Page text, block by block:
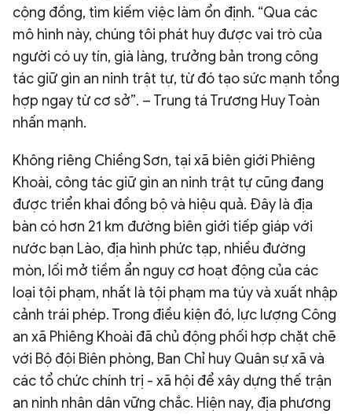
cộng đồng, tìm kiếm việc làm ổn định. “Qua các
mô hình này, chúng tôi phát huy được vai trò của
người có uy tín, già làng, trưởng bản trong công
tác giữ gìn an ninh trật tự, từ đó tạo sức mạnh tổng
hợp ngay từ cơ sở”. – Trung tá Trương Huy Toàn
nhấn mạnh.
Không riêng Chiềng Sơn, tại xã biên giới Phiêng
Khoài, công tác giữ gìn an ninh trật tự cũng đang
được triển khai đồng bộ và hiệu quả. Đây là địa
bàn có hơn 21 km đường biên giới tiếp giáp với
nước bạn Lào, địa hình phức tạp, nhiều đường
mòn, lối mở tiềm ẩn nguy cơ hoạt động của các
loại tội phạm, nhất là tội phạm ma túy và xuất nhập
cảnh trái phép. Trong điều kiện đó, lực lượng Công
an xã Phiêng Khoài đã chủ động phối hợp chặt chẽ
với Bộ đội Biên phòng, Ban Chỉ huy Quân sự xã và
các tổ chức chính trị - xã hội để xây dựng thế trận
an ninh nhân dân vững chắc. Hiện nay, địa phương